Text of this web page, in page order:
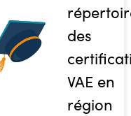
des
VAE en
région